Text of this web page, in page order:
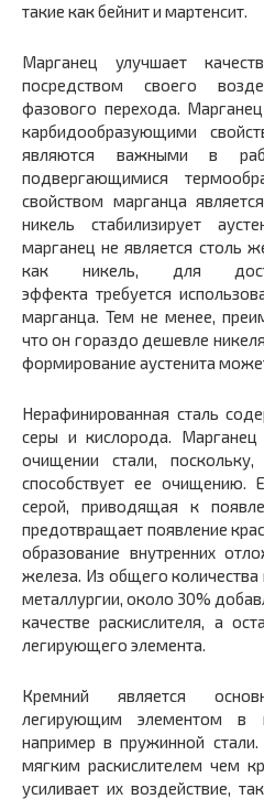
такие как бейнит и мартенсит.
Марганец улучшает
посредством своего
фазового перехода.
карбидообразующими
являются важными в
подвергающимися
свойством марганца
никель стабилизирует
марганец не является столь
как никель, для
эффекта требуется
марганца. Тем не менее,
что он гораздо дешевле
формирование аустенита
Нерафинированная сталь
серы и кислорода.
очищении стали,
способствует ее очищению.
серой, приводящая к
предотвращает появление
образование внутренних
железа. Из общего
металлургии, около 30%
качестве раскислителя, а
легирующего элемента.
Кремний является
легирующим элементом в
например в пружинной
мягким раскислителем чем
усиливает их воздействие,